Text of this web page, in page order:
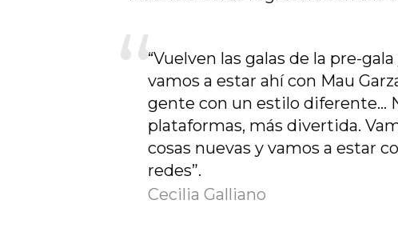
“Vuelven las galas de la pre-
vamos a estar ahí con Mau
gente con un estilo diferente…
plataformas, más divertida.
cosas nuevas y vamos a estar
redes”.
Cecilia Galliano